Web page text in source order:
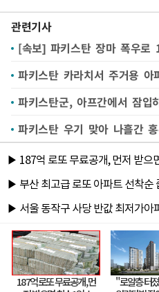
관련기사
파키스탄 카라치서 주거용
파키스탄군, 아프간에서 잠
파키스탄 우기 맞아 나흘간